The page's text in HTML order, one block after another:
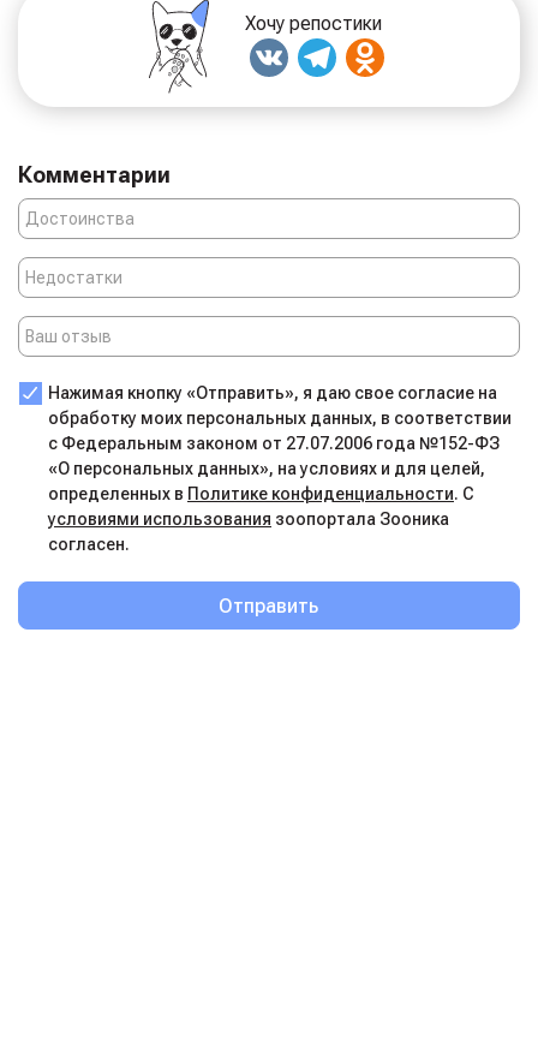
Хочу репостики
Комментарии
Нажимая кнопку «Отправить», я даю свое согласие на
обработку моих персональных данных, в соответствии
с Федеральным законом от 27.07.2006 года №152-ФЗ
«О персональных данных», на условиях и для целей,
определенных в Политике конфиденциальности. С
условиями использования зоопортала Зооника
согласен.
Отправить